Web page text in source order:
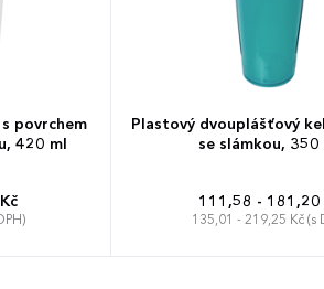
povrchem
420 ml
Plastový dvouplášťový
se slámkou, 350
111,58 - 181,20
135,01 - 219,25 Kč (s